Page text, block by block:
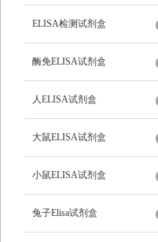
ELISA检测试剂盒
酶免ELISA试剂盒
人ELISA试剂盒
大鼠ELISA试剂盒
小鼠ELISA试剂盒
兔子Elisa试剂盒